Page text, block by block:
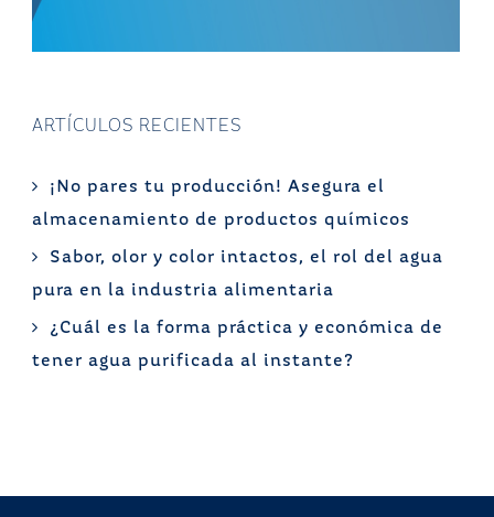
ARTÍCULOS RECIENTES
¡No pares tu producción! Asegura el
almacenamiento de productos químicos
Sabor, olor y color intactos, el rol del agua
pura en la industria alimentaria
¿Cuál es la forma práctica y económica de
tener agua purificada al instante?